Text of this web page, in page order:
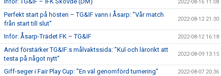
2022-08-16 11:08
Perfekt start på hösten – TG&IF vann i Åsarp: ”Vår match
från start till slut”
2022-08-12 21:30
Inför: Åsarp-Trädet FK – TG&IF 2022-08-12 16:18
Arvid förstärker TG&IF:s målvaktssida: ”Kul och lärorikt att
testa på något nytt”
2022-08-09 13:15
Giff-seger i Fair Play Cup: ”En väl genomförd turnering” 2022-08-07 20:36